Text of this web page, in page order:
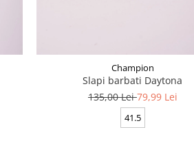
Champion
Slapi barbati Daytona
135,00 Lei79,99 Lei
41.5